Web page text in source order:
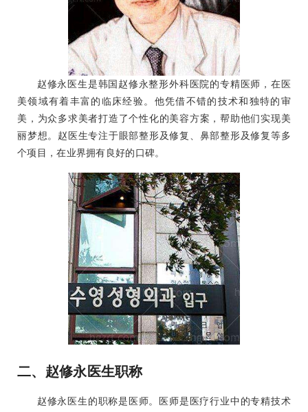
赵修永医生是韩国赵修永整形外科医院的专精医师，在医
美领域有着丰富的临床经验。他凭借不错的技术和独特的审
美，为众多求美者打造了个性化的美容方案，帮助他们实现美
丽梦想。赵医生专注于眼部整形及修复、鼻部整形及修复等多
个项目，在业界拥有良好的口碑。
二、赵修永医生职称
赵修永医生的职称是医师。医师是医疗行业中的专精技术